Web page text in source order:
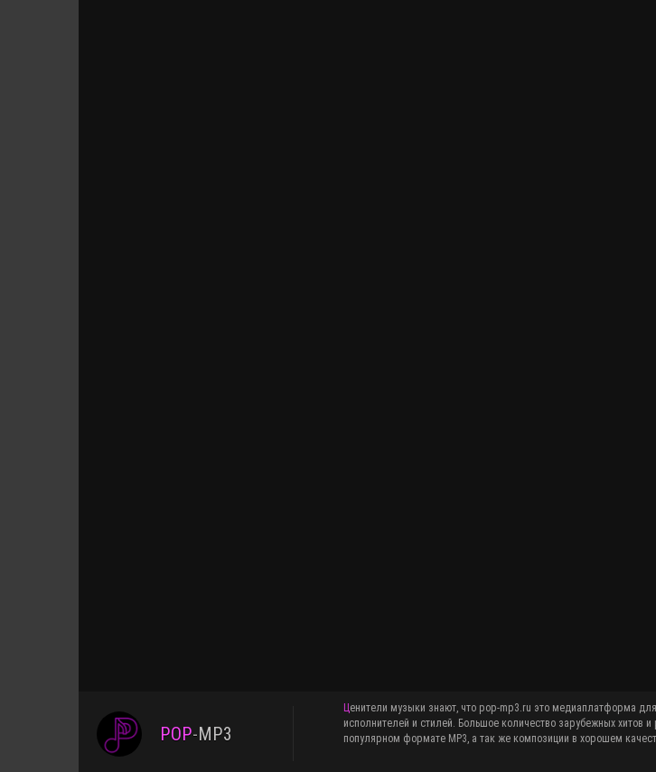
POP-MP3
Ценители музыки знают, что pop-mp3.ru это медиаплатформа для меломанов, желающих добавить в свои плейслисты свежие сборники и альбомы различных
исполнителей и стилей. Большое количество зарубежных хитов
популярном формате MP3, а так же композиции в хорошем